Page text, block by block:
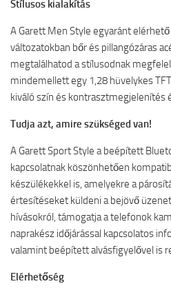
Stílusos kialakítás
A Garett Men Style egyaránt
változatokban bőr és pillangózáras
megtalálhatod a stílusodnak
mindemellett egy 1,28 hüvelykes
kiváló szín és kontrasztmegjelenítés
Tudja azt, amire szükséged van!
A Garett Sport Style a beépített
kapcsolatnak köszönhetően
készülékekkel is, amelyekre a
értesítéseket küldeni a bejövő
hívásokról, támogatja a telefonok
naprakész időjárással kapcsolatos
valamint beépített alvásfigyelővel is
Elérhetőség